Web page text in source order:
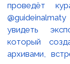
проведёт
увидеть
который
архивами,